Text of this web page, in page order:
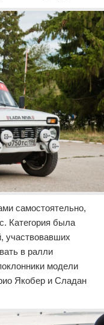
самостоятельно,
Категория была
участвовавших
в ралли
модели
Якобер и Сладан